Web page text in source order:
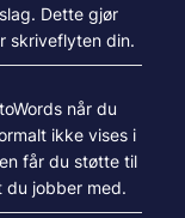
Dette gjør
skriveflyten din.
når du
ikke vises i
får du støtte til
jobber med.